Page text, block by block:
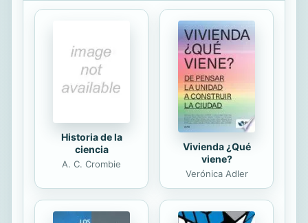
alimentarias es un programa pensado
para toda la familia, validado
científicamente y enfocado en
reentrenar el sistema inmunológico
para que deje de tratar a los
alimentos como enemigos, a fin de
prevenir y revertir los efectos de
estas alergias. La clave, ...
Historia de la
ciencia
A. C. Crombie
Vivienda ¿Qué
viene?
Verónica Adler